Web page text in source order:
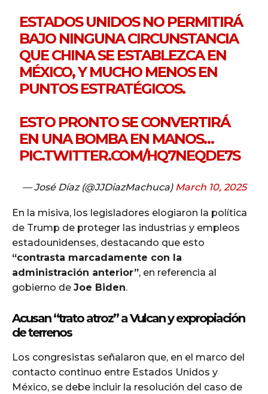
ESTADOS UNIDOS NO PERMITIRÁ
BAJO NINGUNA CIRCUNSTANCIA
QUE CHINA SE ESTABLEZCA EN
MÉXICO, Y MUCHO MENOS EN
PUNTOS ESTRATÉGICOS.
ESTO PRONTO SE CONVERTIRÁ
EN UNA BOMBA EN MANOS…
PIC.TWITTER.COM/HQ7NEQDE7S
— José Díaz (@JJDiazMachuca) March 10, 2025
En la misiva, los legisladores elogiaron la política
de Trump de proteger las industrias y empleos
estadounidenses, destacando que esto
“contrasta marcadamente con la
administración anterior”, en referencia al
gobierno de Joe Biden.
Acusan “trato atroz” a Vulcan y expropiación
de terrenos
Los congresistas señalaron que, en el marco del
contacto continuo entre Estados Unidos y
México, se debe incluir la resolución del caso de